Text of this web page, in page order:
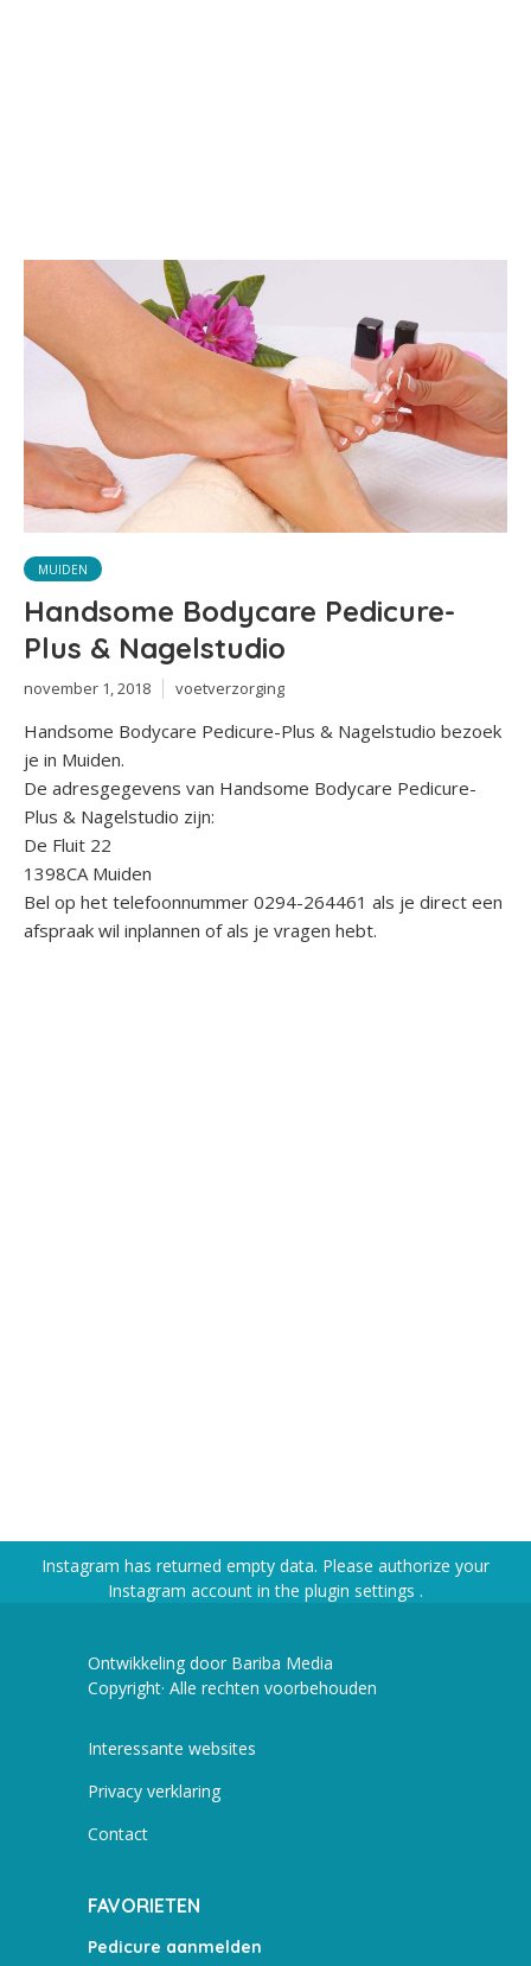
MUIDEN
Handsome Bodycare Pedicure-
Plus & Nagelstudio
november 1, 2018 voetverzorging
Handsome Bodycare Pedicure-Plus & Nagelstudio bezoek
je in Muiden.
De adresgegevens van Handsome Bodycare Pedicure-
Plus & Nagelstudio zijn:
De Fluit 22
1398CA Muiden
Bel op het telefoonnummer 0294-264461 als je direct een
afspraak wil inplannen of als je vragen hebt.
Instagram has returned empty data. Please authorize your
Instagram account in the plugin settings .
Ontwikkeling door Bariba Media
Copyright· Alle rechten voorbehouden
Interessante websites
Privacy verklaring
Contact
FAVORIETEN
Pedicure aanmelden